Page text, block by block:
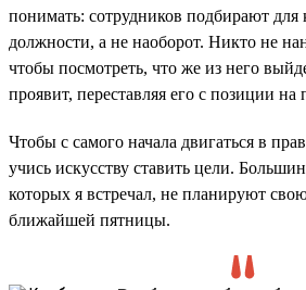
понимать: сотрудников подбирают для
должности, а не наоборот. Никто не
чтобы посмотреть, что же из него
проявит, переставляя его с позиции
Чтобы с самого начала двигаться в
учись искусству ставить цели.
которых я встречал, не планируют
ближайшей пятницы.